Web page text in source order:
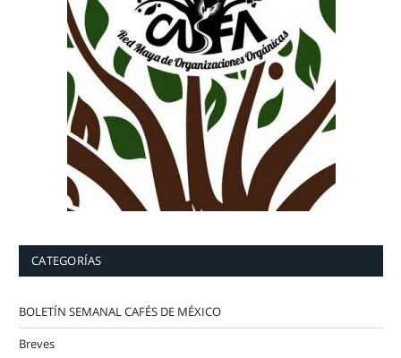
CATEGORÍAS
BOLETÍN SEMANAL CAFÉS DE MÉXICO
Breves